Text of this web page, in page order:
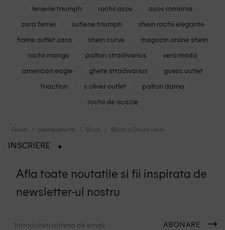
lenjerie triumph
rochii asos
asos romania
zara femei
sutiene triumph
shein rochii elegante
haine outlet zara
shein curve
magazin online shein
rochii mango
palton stradivarius
vero moda
american eagle
ghete stradivarius
guess outlet
triaction
s oliver outlet
palton dama
rochii de ocazie
Femei Imbracaminte Bluze Bluza s.Oliver, crem
INSCRIERE
Afla toate noutatile si fii inspirata de
newsletter-ul nostru
ABONARE